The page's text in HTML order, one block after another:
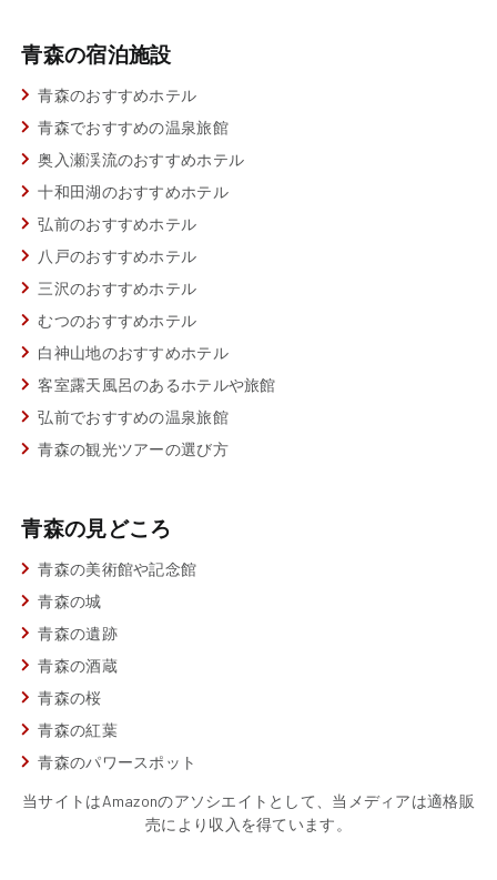
青森の宿泊施設
青森のおすすめホテル
青森でおすすめの温泉旅館
奥入瀬渓流のおすすめホテル
十和田湖のおすすめホテル
弘前のおすすめホテル
八戸のおすすめホテル
三沢のおすすめホテル
むつのおすすめホテル
白神山地のおすすめホテル
客室露天風呂のあるホテルや旅館
弘前でおすすめの温泉旅館
青森の観光ツアーの選び方
青森の見どころ
青森の美術館や記念館
青森の城
青森の遺跡
青森の酒蔵
青森の桜
青森の紅葉
青森のパワースポット
当サイトはAmazonのアソシエイトとして、当メディアは適格販
売により収入を得ています。